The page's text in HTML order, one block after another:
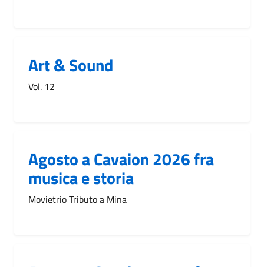
Art & Sound
Vol. 12
Agosto a Cavaion 2026 fra
musica e storia
Movietrio Tributo a Mina